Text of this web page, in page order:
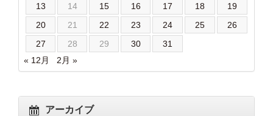
13
14 15 16 17 18
19
20
21 22 23 24 25
26
27
28 29 30
31
« 12月
2月 »
アーカイブ